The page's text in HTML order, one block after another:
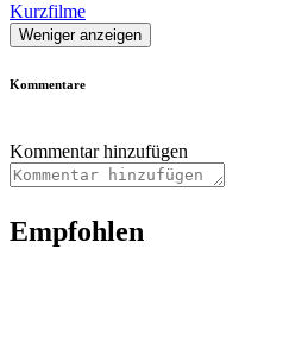
Kurzfilme
Weniger anzeigen
Kommentare
Kommentar hinzufügen
Empfohlen